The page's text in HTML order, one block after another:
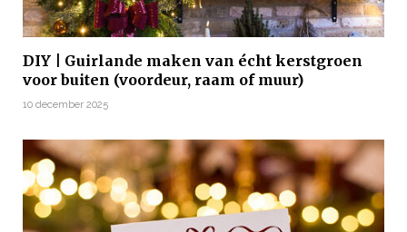
DIY | Guirlande maken van écht kerstgroen
voor buiten (voordeur, raam of muur)
10 december 2025